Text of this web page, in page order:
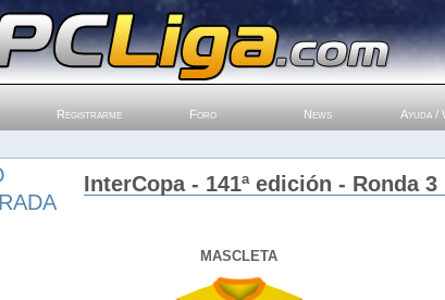
Registrarme Foro News Ayuda /
InterCopa - 141ª edición - Ronda 3
MASCLETA